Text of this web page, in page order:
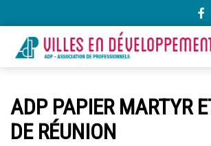
contact@villes-developpement.org
ADP PAPIER MARTYR
DE RÉUNION